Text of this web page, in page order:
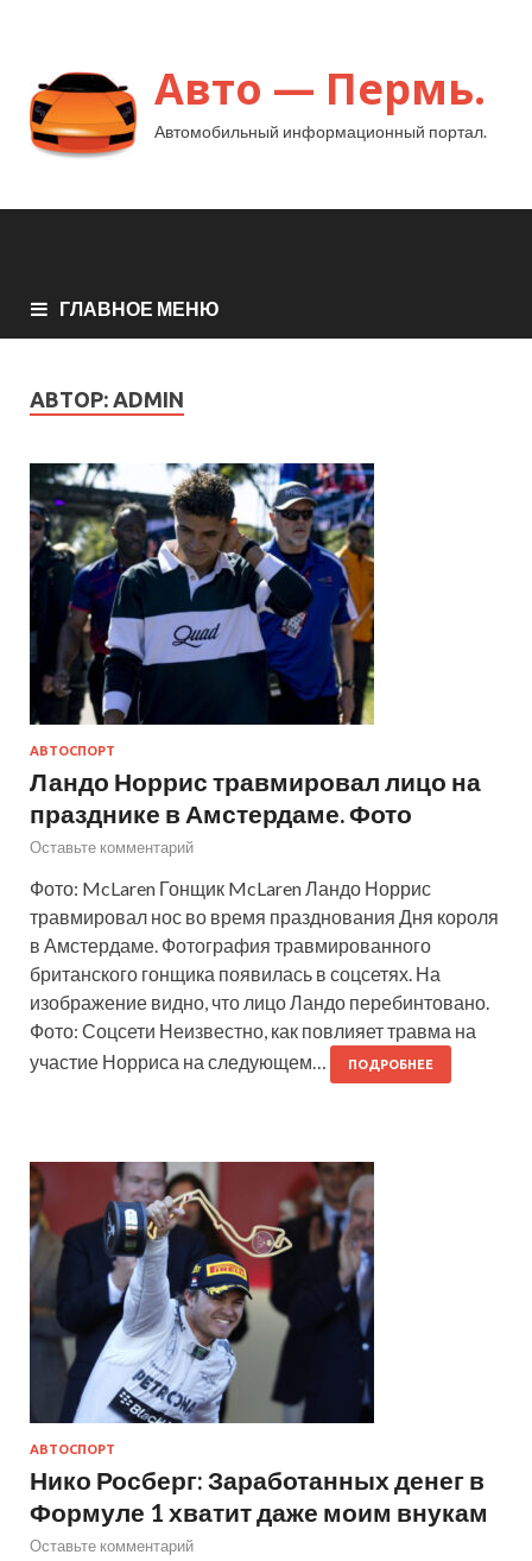
Авто — Пермь.
Автомобильный информационный портал.
ГЛАВНОЕ МЕНЮ
АВТОР: ADMIN
АВТОСПОРТ
Ландо Норрис травмировал лицо на
празднике в Амстердаме. Фото
Оставьте комментарий
Фото: McLaren Гонщик McLaren Ландо Норрис
травмировал нос во время празднования Дня короля
в Амстердаме. Фотография травмированного
британского гонщика появилась в соцсетях. На
изображение видно, что лицо Ландо перебинтовано.
Фото: Соцсети Неизвестно, как повлияет травма на
участие Норриса на следующем…
ПОДРОБНЕЕ
АВТОСПОРТ
Нико Росберг: Заработанных денег в
Формуле 1 хватит даже моим внукам
Оставьте комментарий